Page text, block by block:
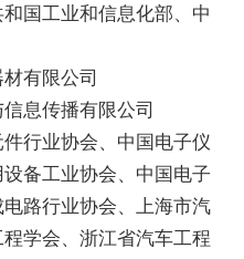
国工业和信息化部、中
有限公司
息传播有限公司
行业协会、中国电子仪
备工业协会、中国电子
路行业协会、上海市汽
学会、浙江省汽车工程